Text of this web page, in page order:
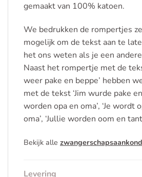
gemaakt van 100% katoen.
We bedrukken de rompertjes
mogelijk om de tekst aan te
het ons weten als je een
Naast het rompertje met de
weer pake en beppe’ hebben
met de tekst ‘Jim wurde pake en
worden opa en oma’, ‘Je wordt
oma’, ‘Jullie worden oom en
Bekijk alle
Levering